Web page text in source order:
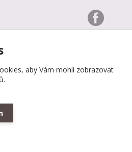
aby Vám mohli zobrazovat